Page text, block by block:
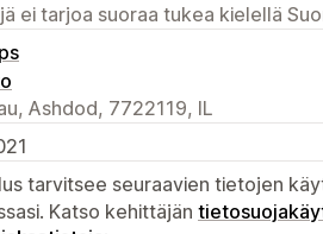
ei tarjoa suoraa tukea kielellä
Ashdod, 7722119, IL
tarvitsee seuraavien tietojen
Katso kehittäjän